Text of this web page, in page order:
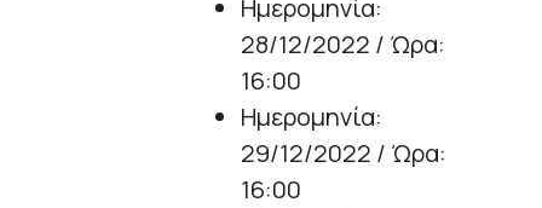
Ημερομηνία:
28/12/2022 / Ώρα:
16:00
Ημερομηνία:
29/12/2022 / Ώρα:
16:00